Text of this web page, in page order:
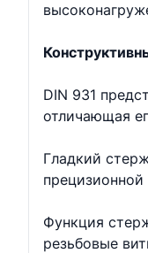
DIN 931
отличающая
Гладкий
Функция
резьбовые